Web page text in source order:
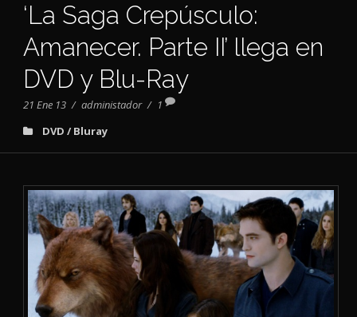
‘La Saga Crepúsculo:
Amanecer. Parte II’ llega en
DVD y Blu-Ray
21 Ene 13 / administador / 1
DVD / Bluray